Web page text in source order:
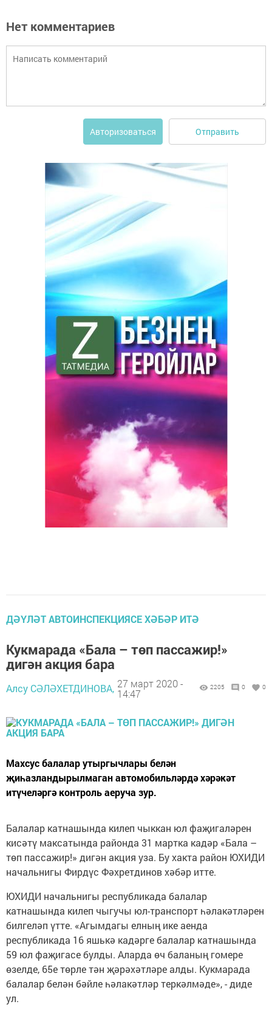
Нет комментариев
Авторизоваться Отправить
ДӘҮЛӘТ АВТОИНСПЕКЦИЯСЕ ХӘБӘР ИТӘ
Кукмарада «Бала – төп пассажир!»
дигән акция бара
Алсу СӘЛӘХЕТДИНОВА, 27 март 2020 -
14:47
2205 0 0
Махсус балалар утыргычлары белән
җиһазландырылмаган автомобильләрдә хәрәкәт
итүчеләргә контроль аеруча зур.
Балалар катнашында килеп чыккан юл фаҗигаләрен
кисәтү максатында районда 31 мартка кадәр «Бала –
төп пассажир!» дигән акция уза. Бу хакта район ЮХИДИ
начальнигы Фирдүс Фәхретдинов хәбәр итте.
ЮХИДИ начальнигы республикада балалар
катнашында килеп чыгучы юл-транспорт һәлакәтләрен
билгеләп үтте. «Агымдагы елның ике аенда
республикада 16 яшькә кадәрге балалар катнашында
59 юл фаҗигасе булды. Аларда өч баланың гомере
өзелде, 65е төрле тән җәрәхәтләре алды. Кукмарада
балалар белән бәйле һәлакәтләр теркәлмәде», - диде
ул.